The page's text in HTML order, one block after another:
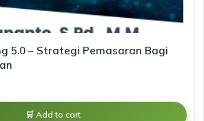
5.0 – Strategi Pemasaran Bagi
Add to cart